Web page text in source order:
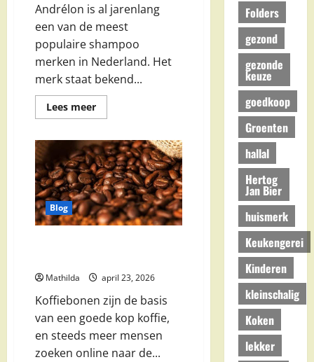
Andrélon is al jarenlang
een van de meest
populaire shampoo
merken in Nederland. Het
merk staat bekend...
Lees meerLees
meer
Shampoo
Aanbieding:
Kruidvat,
AH,
Jumbo
en
Beste
Kortingen
Blog
Mathilda april 23, 2026
Koffiebonen zijn de basis
van een goede kop koffie,
en steeds meer mensen
zoeken online naar de...
Folders
gezond
gezonde
keuze
goedkoop
Groenten
hallal
Hertog
Jan Bier
huismerk
Keukengerei
Kinderen
kleinschalig
Koken
lekker